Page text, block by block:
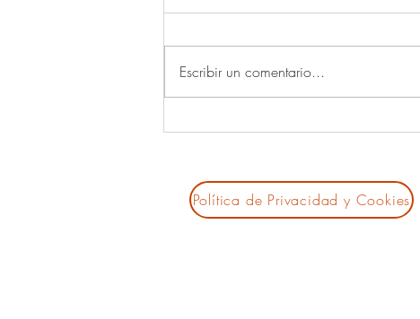
Escribir un comentario...
Política de Privacidad y Cookies